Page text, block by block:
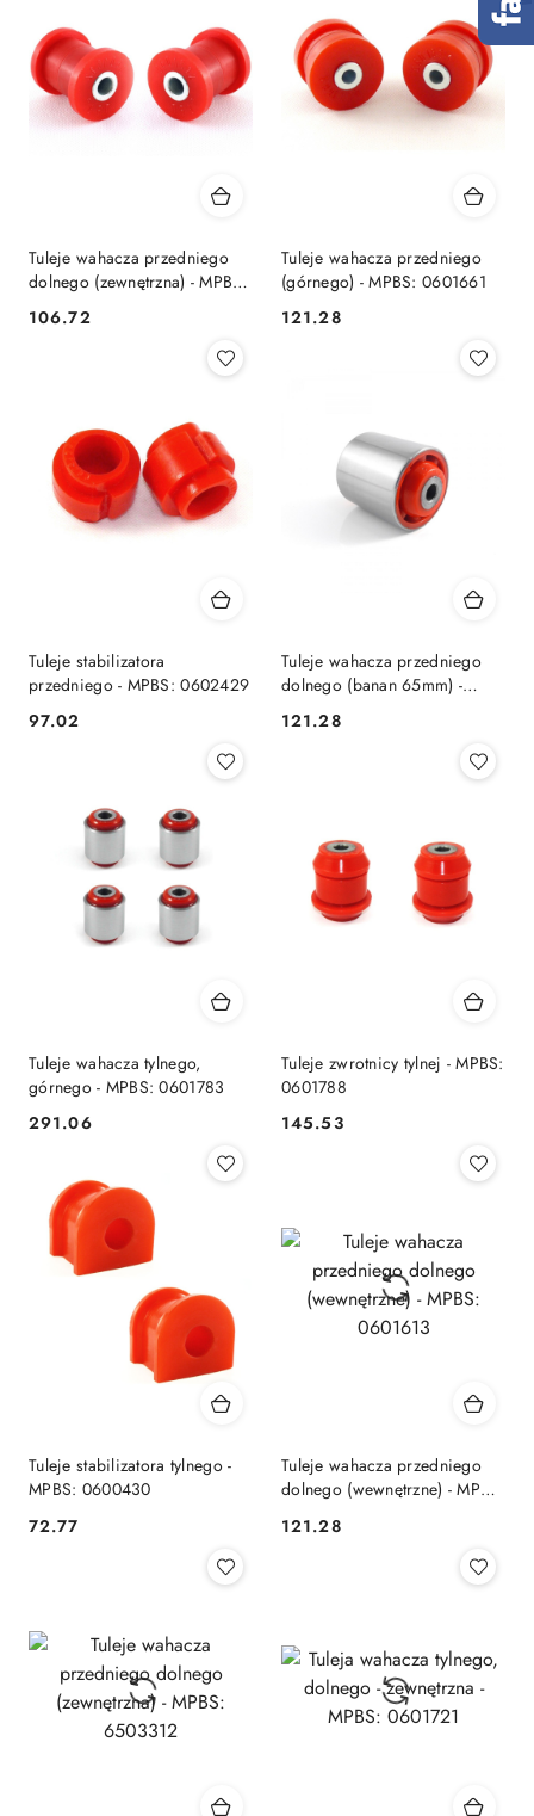
Tuleje wahacza przedniego
dolnego (zewnętrzna) - MPBS:
0601612
Cena:
106.72
Tuleje wahacza przedniego
(górnego) - MPBS: 0601661
Cena:
121.28
Tuleje stabilizatora
przedniego - MPBS: 0602429
Cena:
97.02
Tuleje wahacza przedniego
dolnego (banan 65mm) -
Cena:
121.28
Tuleje wahacza tylnego,
górnego - MPBS: 0601783
Cena:
291.06
Tuleje zwrotnicy tylnej - MPBS:
0601788
Cena:
145.53
Tuleje stabilizatora tylnego -
MPBS: 0600430
Cena:
72.77
Tuleje wahacza przedniego
dolnego (wewnętrzne) - MPBS:
Cena:
121.28